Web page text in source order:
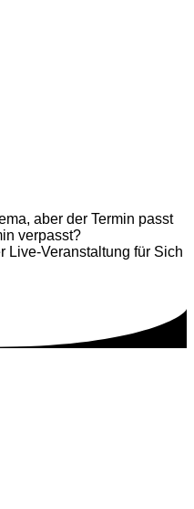
aber der Termin passt
verpasst?
Live-Veranstaltung für Sich